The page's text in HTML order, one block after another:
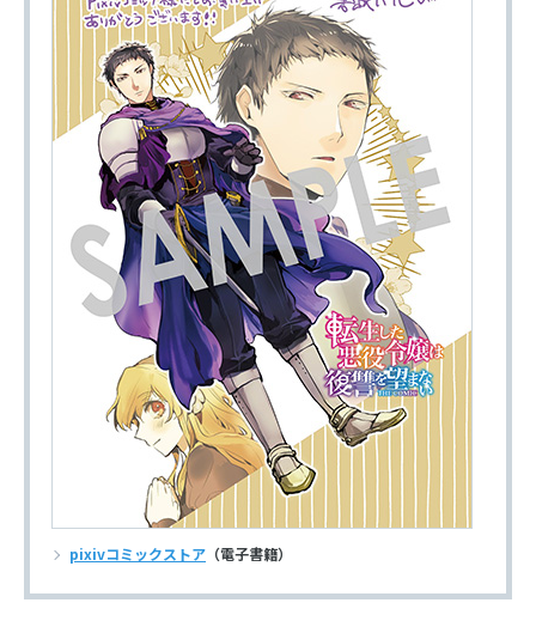
pixivコミックストア （電子書籍）